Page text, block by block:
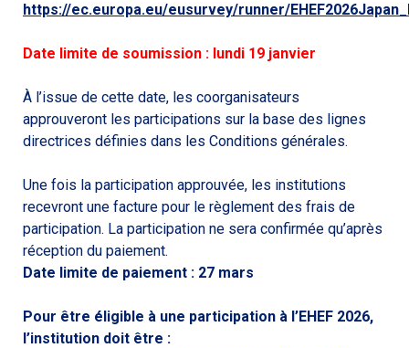
https://ec.europa.eu/eusurvey/runner/
Date limite de soumission : lundi 19 janvier
À l’issue de cette date, les coorganisateurs
approuveront les participations sur la base des lignes
directrices définies dans les Conditions générales.
Une fois la participation approuvée, les institutions
recevront une facture pour le règlement des frais de
participation. La participation ne sera confirmée qu’après
réception du paiement.
Date limite de paiement : 27 mars
Pour être éligible à une participation à l’EHEF 2026,
l’institution doit être :